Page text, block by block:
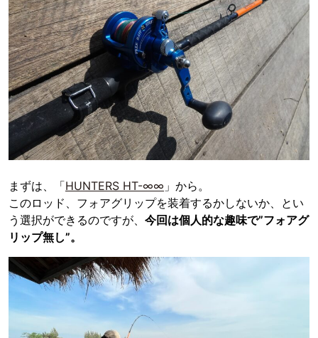
まずは、「HUNTERS HT-∞∞ 」から。
このロッド、フォアグリップを装着するかしないか、とい
う選択ができるのですが、 今回は個人的な趣味で”フォアグ
リップ無し”。